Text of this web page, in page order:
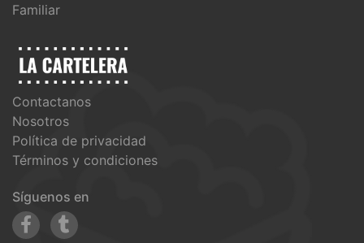
Familiar
Contactanos
Nosotros
Política de privacidad
Términos y condiciones
Síguenos en